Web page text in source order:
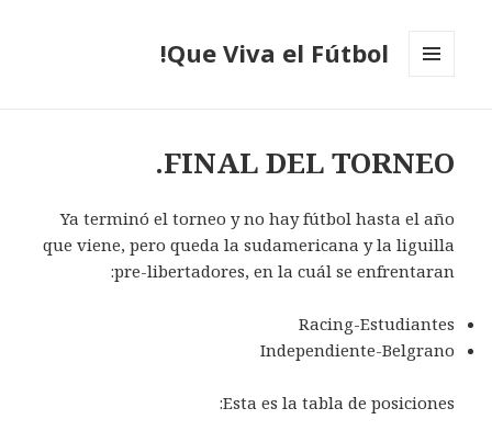
Que Viva el Fútbol!
FINAL DEL TORNEO.
Ya terminó el torneo y no hay fútbol hasta el año
que viene, pero queda la sudamericana y la liguilla
pre-libertadores, en la cuál se enfrentaran:
Racing-Estudiantes
Independiente-Belgrano
Esta es la tabla de posiciones: